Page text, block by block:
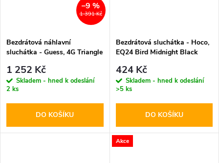
1 391 Kč
–9 %
Bezdrátová náhlavní
sluchátka - Guess, 4G Triangle
1 252 Kč
Skladem - hned k odeslání
2 ks
DO KOŠÍKU
Bezdrátová sluchátka - Hoco,
EQ24 Bird Midnight Black
424 Kč
Skladem - hned k odeslání
>5 ks
DO KOŠÍKU
Akce